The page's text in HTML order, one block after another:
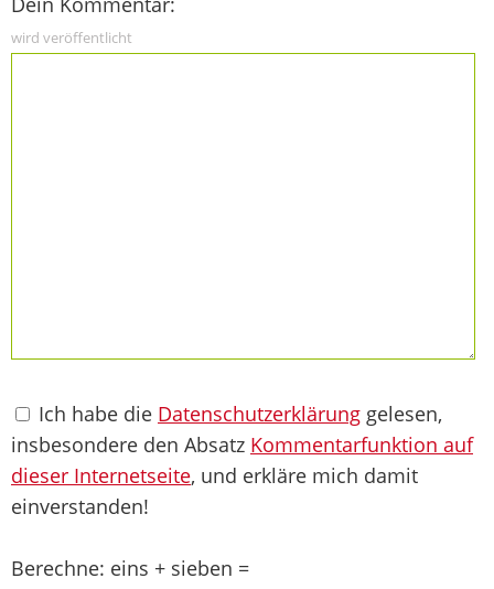
wird veröffentlicht
Ich habe die Datenschutzerklärung gelesen,
insbesondere den Absatz Kommentarfunktion auf
dieser Internetseite, und erkläre mich damit
einverstanden!
Berechne: eins + sieben =